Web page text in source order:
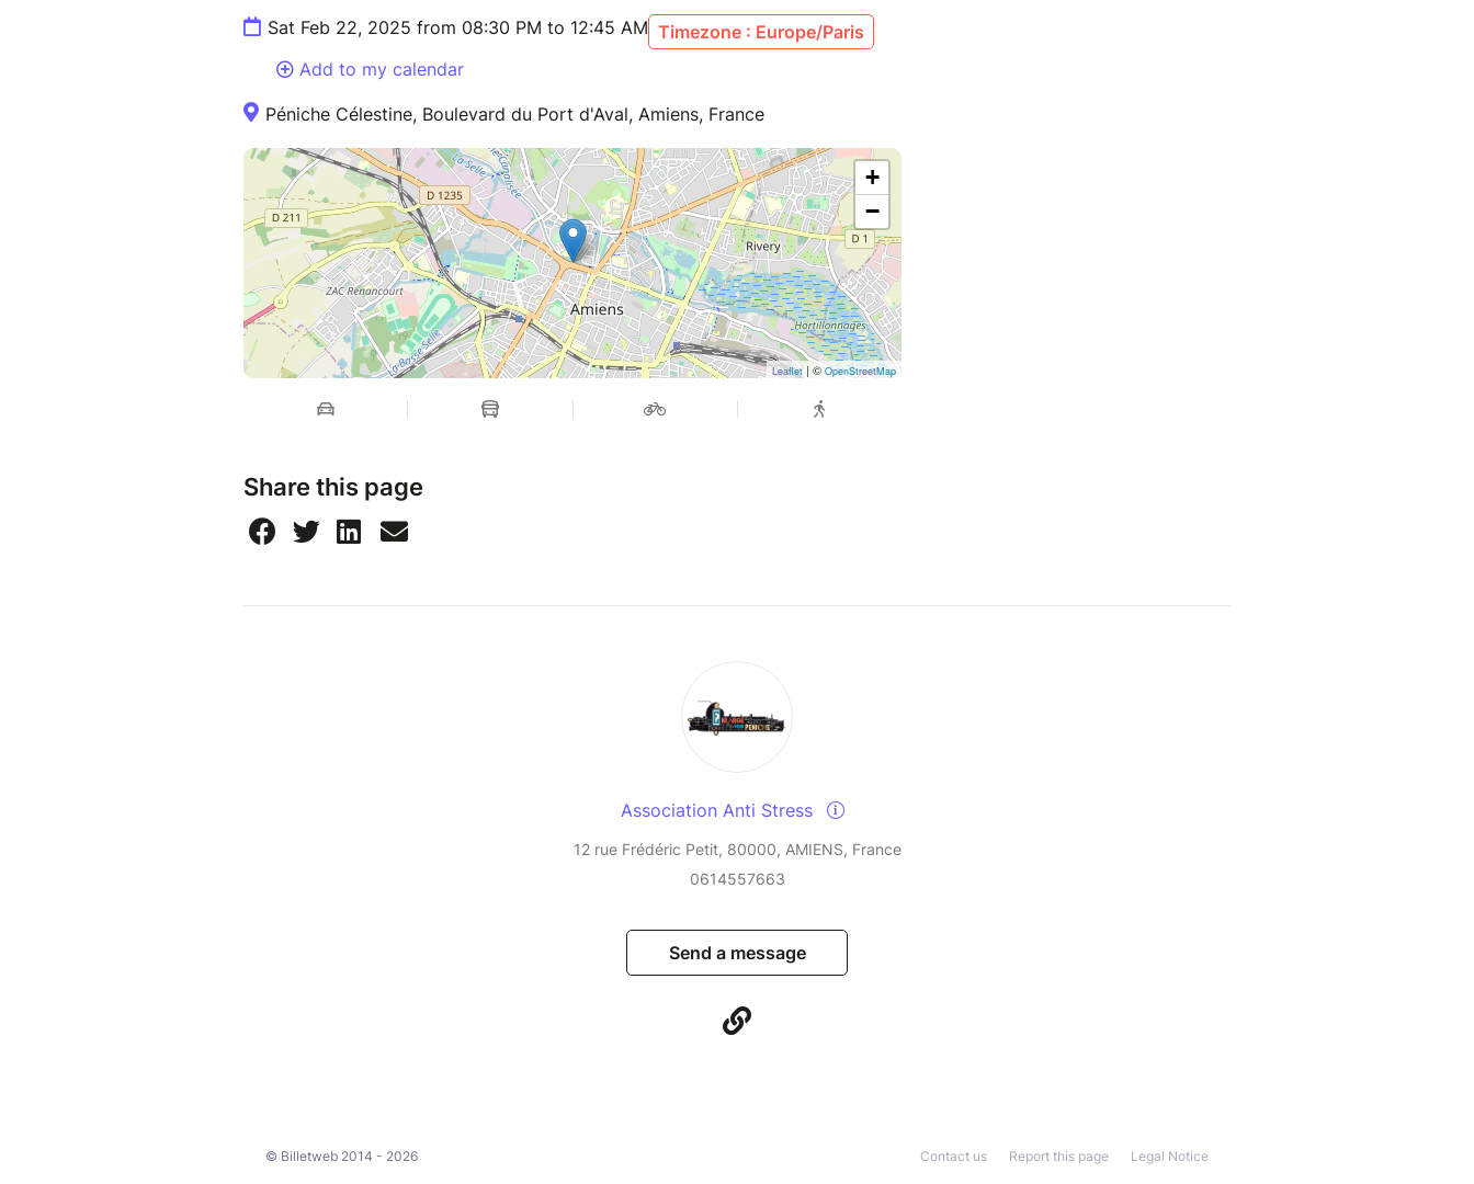
Sat Feb 22, 2025 from 08:30 PM to 12:45 AM Timezone : Europe/Paris
Add to my calendar
Péniche Célestine, Boulevard du Port d'Aval, Amiens, France
+
−
Leaflet| ©OpenStreetMap
Share this page
Association Anti Stress
12 rue Frédéric Petit, 80000, AMIENS, France
0614557663
Send a message
© Billetweb 2014 - 2026 Legal Notice
Report this page
Contact us